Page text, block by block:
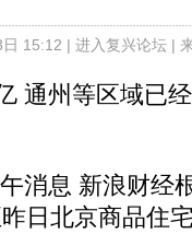
15:12 | 进入复兴论坛|
州等区域已经
息 新浪财经
日北京商品住